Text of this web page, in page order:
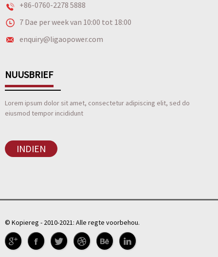
+86-0760-2278 5888
7 Dae per week van 10:00 tot 18:00
enquiry@ligaopower.com
NUUSBRIEF
Lorem ipsum dolor sit amet, consectetur adipiscing elit, sed do
eiusmod tempor incididunt
INDIEN
© Kopiereg - 2010-2021: Alle regte voorbehou.